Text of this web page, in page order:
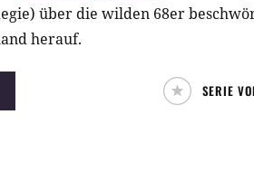
über die wilden 68er
herauf.
SERIE